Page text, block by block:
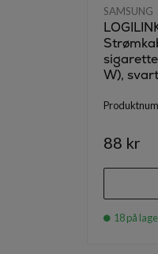
SAMSUNG
W),
88 kr
18 på